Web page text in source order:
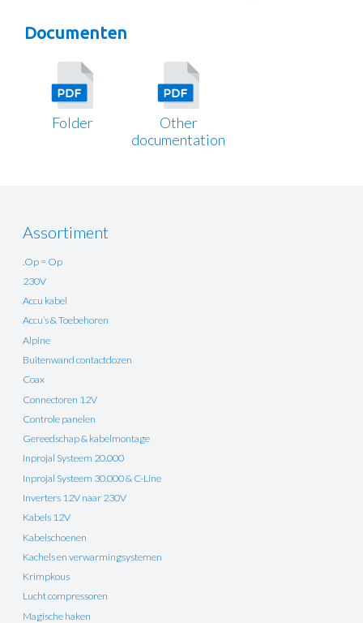
Documenten
Folder
Other
documentation
Assortiment
.Op = Op
230V
Accu kabel
Accu’s & Toebehoren
Alpine
Buitenwand contactdozen
Coax
Connectoren 12V
Controle panelen
Gereedschap & kabelmontage
Inprojal Systeem 20.000
Inprojal Systeem 30.000 & C-Line
Inverters 12V naar 230V
Kabels 12V
Kabelschoenen
Kachels en verwarmingsystemen
Krimpkous
Lucht compressoren
Magische haken